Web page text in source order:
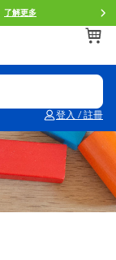
了解更多
登入 / 註冊